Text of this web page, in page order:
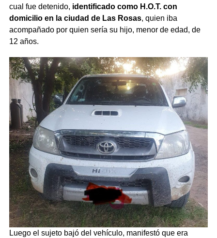
cual fue detenido, identificado como H.O.T. con
domicilio en la ciudad de Las Rosas, quien iba
acompañado por quien sería su hijo, menor de edad, de
12 años.
Luego el sujeto bajó del vehículo, manifestó que era